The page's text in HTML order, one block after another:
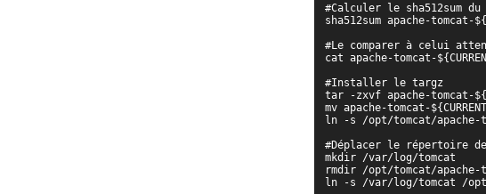
#Calculer le sha512sum
sha512sum apache-tomcat-
#Le comparer à celui
cat apache-tomcat-
#Installer le targz
tar -zxvf apache-tomcat-
mv apache-tomcat-
ln -s /opt/tomcat/apache-
#Déplacer le répertoire
mkdir /var/log/tomcat
rmdir /opt/tomcat/
ln -s /var/log/tomcat /opt/